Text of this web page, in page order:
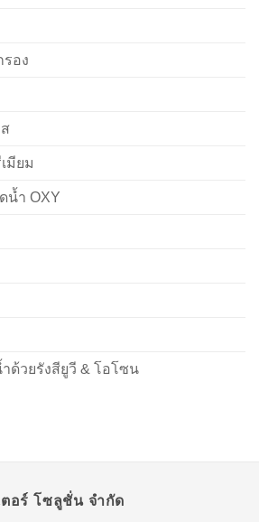
รอง
มียม
น้ำ OXY
ด้วยรังสียูวี & โอโซน
อร์ โซลูชั่น จำกัด